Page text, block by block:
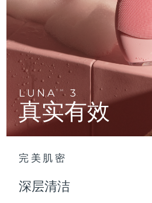
LUNATM 3
真实有效
完美肌密
深层清洁
ESPADA™ 设
All acne
眼部护理设备
All revitalizing eye
KIWI™ 皮肤护
Advanced pore
LUNA™ Dual-
For healthy hair
issa™ Teeth
护肤品
全部购买
关于我们
马恩岛
意大利
日本
泽西岛